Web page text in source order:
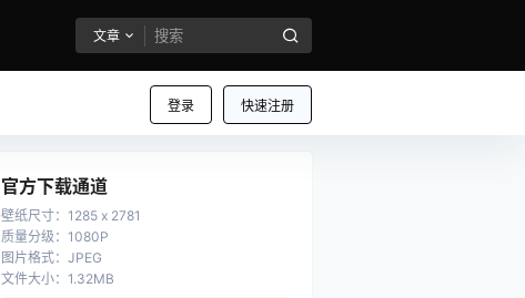
文章
登录 快速注册
官方下载通道
壁纸尺寸： 1285 x 2781
质量分级 ： 1080P
图片格式： JPEG
文件大小： 1.32MB